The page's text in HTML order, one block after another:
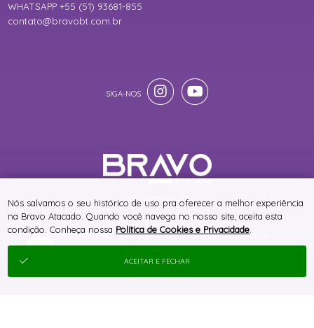
SITE 100% SEGURO PLATAFORMA B2B
WHATSAPP +55 (51) 93681-855
contato@bravobt.com.br
® TODOS DIREITOS RESERVADOS
Nós salvamos o seu histórico de uso pra oferecer a melhor experiência
na Bravo Atacado. Quando você navega no nosso site, aceita esta
condição. Conheça nossa Política de Cookies e Privacidade
ACEITAR E FECHAR